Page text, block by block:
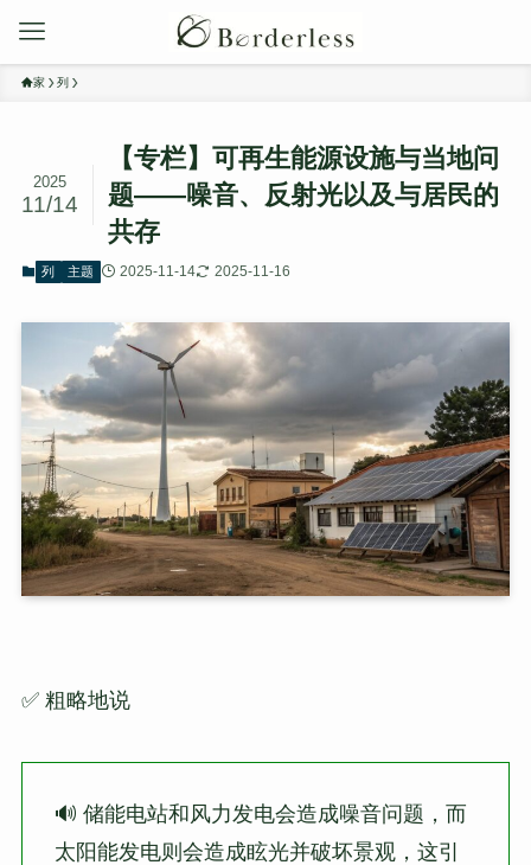
家 列
【专栏】可再生能源设施与当地问
题——噪音、反射光以及与居民的
共存
2025
11/14
列 主题 2025-11-14 2025-11-16
✅ 粗略地说
🔊 储能电站和风力发电会造成噪音问题，而
太阳能发电则会造成眩光并破坏景观，这引